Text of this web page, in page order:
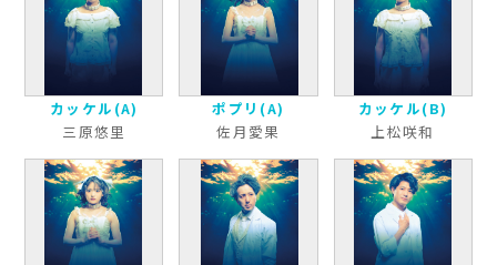
カッケル(A)
三原悠里
ポプリ(A)
佐月愛果
カッケル(B)
上松咲和